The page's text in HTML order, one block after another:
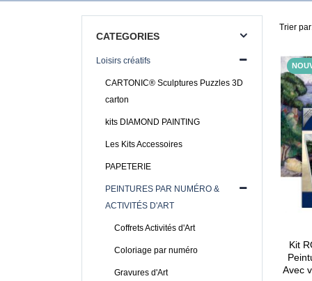
Trier
Kit
Avec
CATEGORIES
Loisirs créatifs
CARTONIC® Sculptures Puzzles 3D
carton
kits DIAMOND PAINTING
Les Kits Accessoires
PAPETERIE
PEINTURES PAR NUMÉRO &
ACTIVITÉS D'ART
Coffrets Activités d'Art
Coloriage par numéro
Gravures d'Art